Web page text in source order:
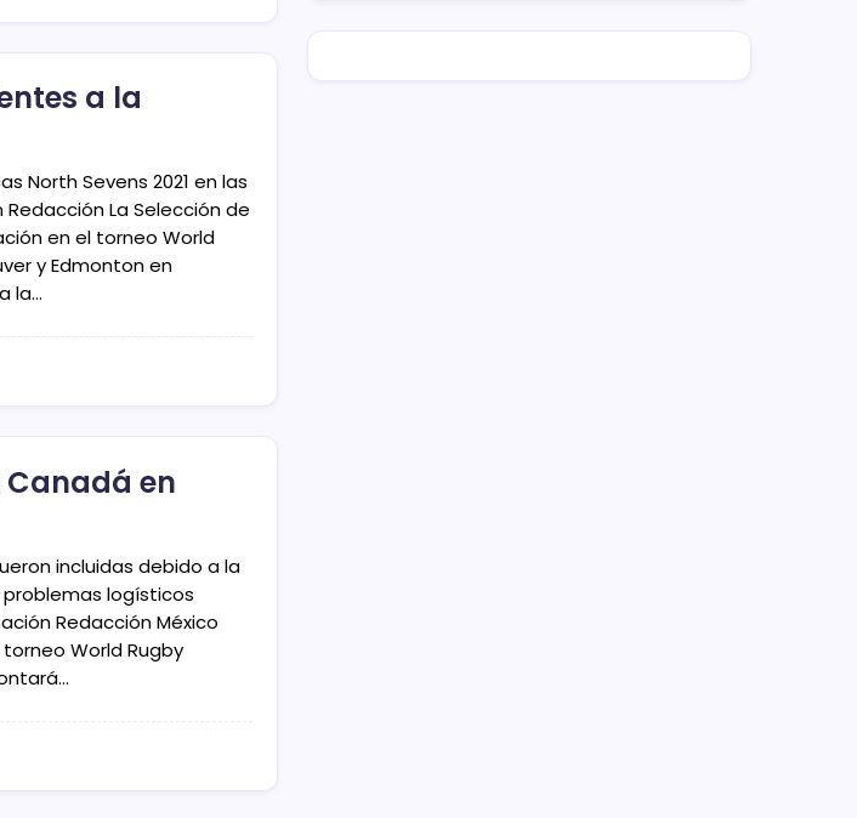
a la
North Sevens 2021 en las
Redacción La Selección de
en el torneo World
y Edmonton en
la…
Canadá en
incluidas debido a la
logísticos
Redacción México
World Rugby